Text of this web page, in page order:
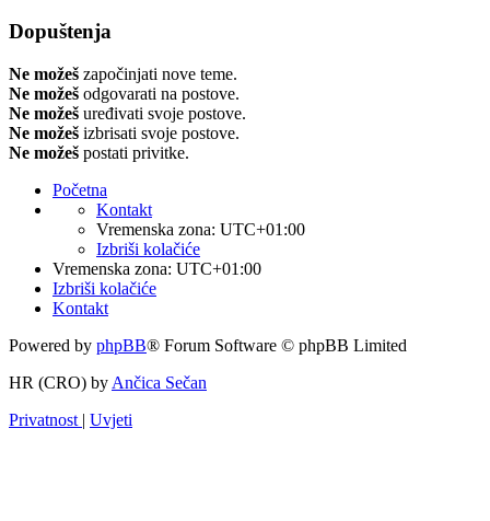
Dopuštenja
Ne možeš započinjati nove teme.
Ne možeš odgovarati na postove.
Ne možeš uređivati svoje postove.
Ne možeš izbrisati svoje postove.
Ne možeš postati privitke.
Početna
Kontakt
Vremenska zona: UTC+01:00
Izbriši kolačiće
Vremenska zona: UTC+01:00
Izbriši kolačiće
Kontakt
Powered by phpBB® Forum Software © phpBB Limited
HR (CRO) by Ančica Sečan
Privatnost | Uvjeti